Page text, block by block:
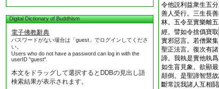
Digital Dictionary of Buddhism
電子佛教辭典
パスワードがない場合は「guest」でログインしてくださ
い。
Users who do not have a password can log in with the
userID "guest".
本文をドラッグして選択するとDDBの見出し語
検索結果が表示されます。
令他説利益衆生五
善人受行。三生長
林。五令至實樂離
經。譬如令捨僞寶取
實邪惡言。若僧聚
聖正法言。復次有
諦。我執是實他執
如生盲見象。欲顯
顛倒。是聖諦智慧
斷常説我諸人互相